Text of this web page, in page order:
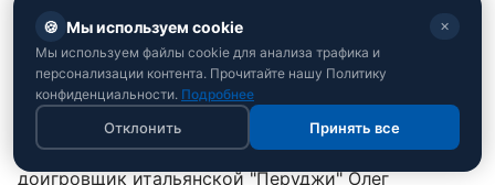
Почему лидер до сих пор не в Китае
Накануне старта международного сезона звездный
доигровщик итальянской "Перуджи" Олег
🍪 Мы используем cookie ✕
Мы используем файлы cookie для анализа трафика и
персонализации контента. Прочитайте нашу Политику
конфиденциальности. Подробнее
Отклонить Принять все